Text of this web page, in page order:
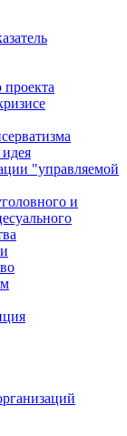
"управляемой
и